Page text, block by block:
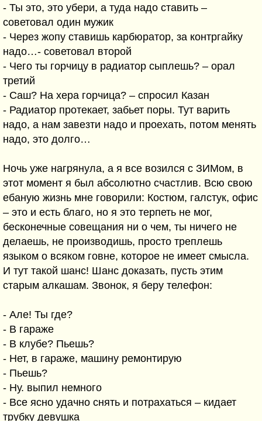
- Ты это, это убери, а туда надо ставить –
советовал один мужик
- Через жопу ставишь карбюратор, за контргайку
надо…- советовал второй
- Чего ты горчицу в радиатор сыплешь? – орал
третий
- Саш? На хера горчица? – спросил Казан
- Радиатор протекает, забьет поры. Тут варить
надо, а нам завезти надо и проехать, потом менять
надо, это долго…
Ночь уже нагрянула, а я все возился с ЗИМом, в
этот момент я был абсолютно счастлив. Всю свою
ебаную жизнь мне говорили: Костюм, галстук, офис
– это и есть благо, но я это терпеть не мог,
бесконечные совещания ни о чем, ты ничего не
делаешь, не производишь, просто треплешь
языком о всяком говне, которое не имеет смысла.
И тут такой шанс! Шанс доказать, пусть этим
старым алкашам. Звонок, я беру телефон:
- Але! Ты где?
- В гараже
- В клубе? Пьешь?
- Нет, в гараже, машину ремонтирую
- Пьешь?
- Ну. выпил немного
- Все ясно удачно снять и потрахаться – кидает
трубку девушка